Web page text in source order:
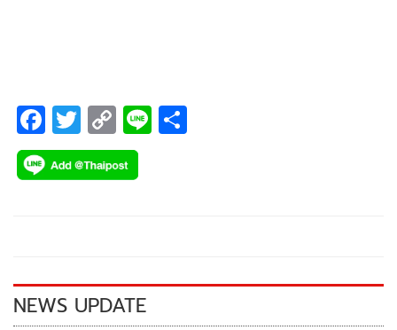
F
ac
e
k
T
wi
tt
C
o
p
k
Li
NEWS UPDATE